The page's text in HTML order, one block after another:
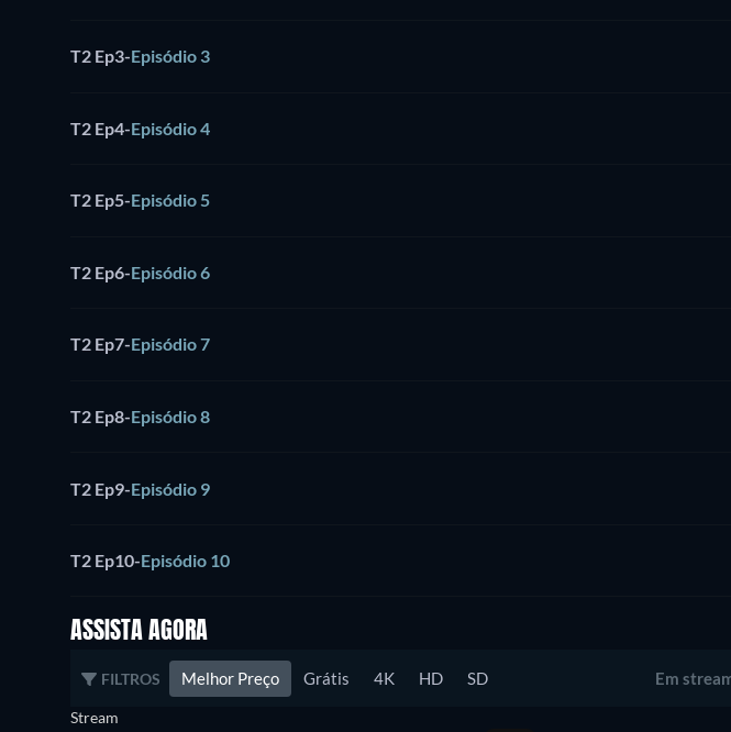
T2 Ep3-Episódio 3
T2 Ep4-Episódio 4
T2 Ep5-Episódio 5
T2 Ep6-Episódio 6
T2 Ep7-Episódio 7
T2 Ep8-Episódio 8
T2 Ep9-Episódio 9
T2 Ep10-Episódio 10
ASSISTA AGORA
FILTROS Melhor Preço Grátis 4K HD SD Em
Stream